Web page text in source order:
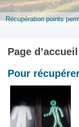
Récupération points
Page d’accueil
Pour